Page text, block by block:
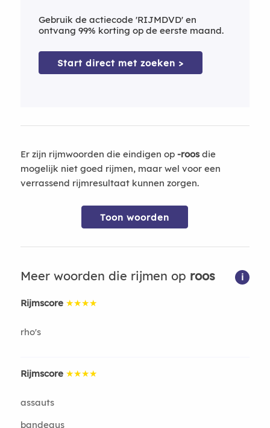
Gebruik de actiecode 'RIJMDVD' en
ontvang 99% korting op de eerste maand.
Start direct met zoeken >
Er zijn rijmwoorden die eindigen op -roosdie
mogelijk niet goed rijmen, maar wel voor een
verrassend rijmresultaat kunnen zorgen.
Toon woorden
Meer woorden die rijmen op roos i
Rijmscore ★★★★
rho's
Rijmscore ★★★★
assauts
bandeaus